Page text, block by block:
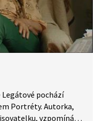
Legátové pochází
Portréty. Autorka,
vzpomíná